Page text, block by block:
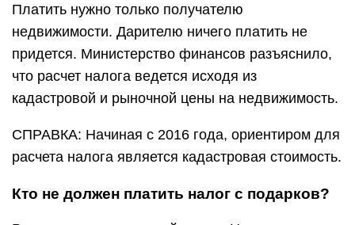
Платить нужно только получателю
недвижимости. Дарителю ничего платить не
придется. Министерство финансов разъяснило,
что расчет налога ведется исходя из
кадастровой и рыночной цены на недвижимость.
СПРАВКА: Начиная с 2016 года, ориентиром для
расчета налога является кадастровая стоимость.
Кто не должен платить налог с подарков?